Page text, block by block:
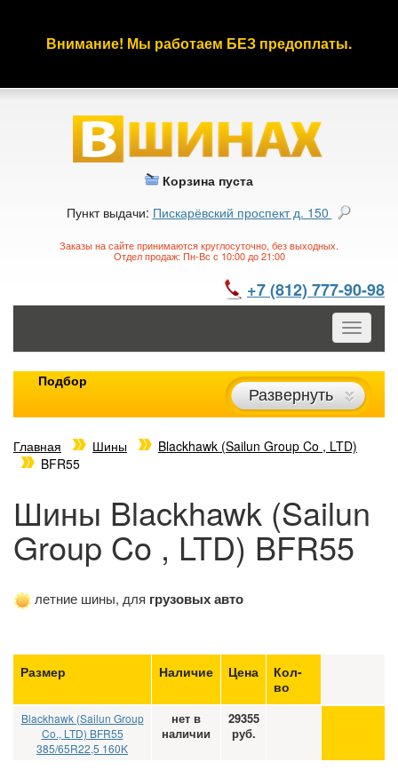
Внимание! Мы работаем БЕЗ предоплаты.
Корзина пуста
Пункт выдачи: Пискарёвский проспект д. 150
Заказы на сайте принимаются круглосуточно, без выходных.
Отдел продаж: Пн-Вс с 10:00 до 21:00
+7 (812) 777-90-98
Toggle
Подбор
Развернуть
Главная Шины
Blackhawk (Sailun Group Co , LTD)
BFR55
Шины Blackhawk (Sailun
Group Co , LTD) BFR55
летние шины, для грузовых авто
Размер Наличие Цена
Кол-
во
Blackhawk (Sailun Group
Co., LTD) BFR55
385/65R22,5 160K
нет в
наличии
29355
руб.